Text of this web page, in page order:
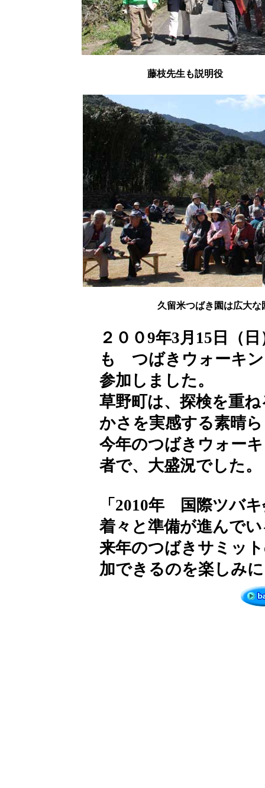
藤枝先生も説明役
久留米つばき園は広大
２００9年3月15日（
も つばきウォーキ
参加しました。
草野町は、探検を重
かさを実感する素晴
今年のつばきウォー
者で、大盛況でした。
「2010年 国際ツバ
着々と準備が進んで
来年のつばきサミッ
加できるのを楽しみ